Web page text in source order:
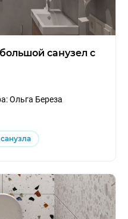
санузел с
Ольга Береза